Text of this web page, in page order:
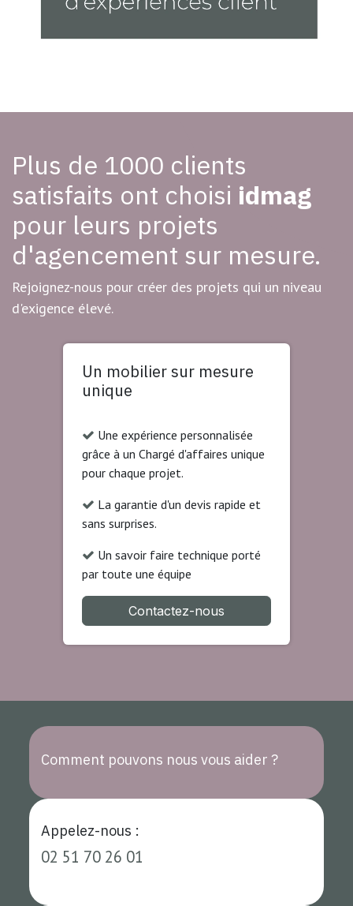
Plus de 1000 clients
satisfaits ont choisi idmag
pour leurs projets
d'agencement sur mesure.
Rejoignez-nous pour créer des projets qui un niveau
d'exigence élevé.
Un mobilier sur mesure
unique
Une expérience personnalisée
grâce à un Chargé d'affaires unique
pour chaque projet.
La garantie d'un devis rapide et
sans surprises.
Un savoir faire technique porté
par toute une équipe
Contactez-nous
Comment pouvons nous vous aider ?
Appelez-nous :
02 51 70 26 01